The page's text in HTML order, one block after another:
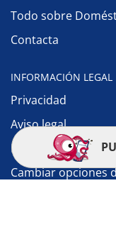
Todo sobre
Contacta
INFORMACIÓN LEGAL
Privacidad
Aviso legal
Política de cookies
Cambiar opciones